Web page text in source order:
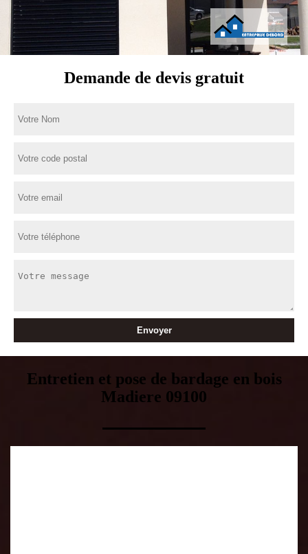
Demande de devis gratuit
Entretien et pose de bardage en bois
Madiere 09100